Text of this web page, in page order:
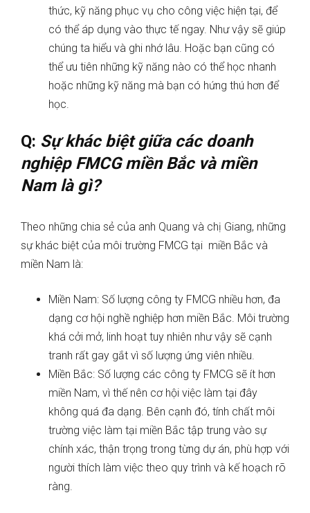
thức, kỹ năng phục vụ cho công việc hiện tại, để
có thể áp dụng vào thực tế ngay. Như vậy sẽ giúp
chúng ta hiểu và ghi nhớ lâu. Hoặc bạn cũng có
thể ưu tiên những kỹ năng nào có thể học nhanh
hoặc những kỹ năng mà bạn có hứng thú hơn để
học.
Q: Sự khác biệt giữa các doanh
nghiệp FMCG miền Bắc và miền
Nam là gì?
Theo những chia sẻ của anh Quang và chị Giang, những
sự khác biệt của môi trường FMCG tại miền Bắc và
miền Nam là:
Miền Nam: Số lượng công ty FMCG nhiều hơn, đa
dạng cơ hội nghề nghiệp hơn miền Bắc. Môi trường
khá cởi mở, linh hoạt tuy nhiên như vậy sẽ cạnh
tranh rất gay gắt vì số lượng ứng viên nhiều.
Miền Bắc: Số lượng các công ty FMCG sẽ ít hơn
miền Nam, vì thế nên cơ hội việc làm tại đây
không quá đa dạng. Bên cạnh đó, tính chất môi
trường việc làm tại miền Bắc tập trung vào sự
chính xác, thận trọng trong từng dự án, phù hợp với
người thích làm việc theo quy trình và kế hoạch rõ
ràng.